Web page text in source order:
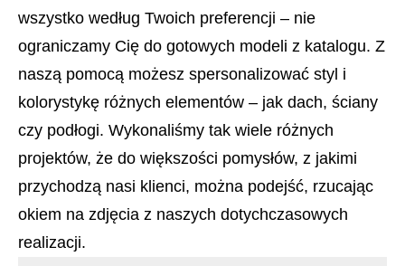
wszystko według Twoich preferencji – nie
ograniczamy Cię do gotowych modeli z katalogu. Z
naszą pomocą możesz spersonalizować styl i
kolorystykę różnych elementów – jak dach, ściany
czy podłogi. Wykonaliśmy tak wiele różnych
projektów, że do większości pomysłów, z jakimi
przychodzą nasi klienci, można podejść, rzucając
okiem na zdjęcia z naszych dotychczasowych
realizacji.